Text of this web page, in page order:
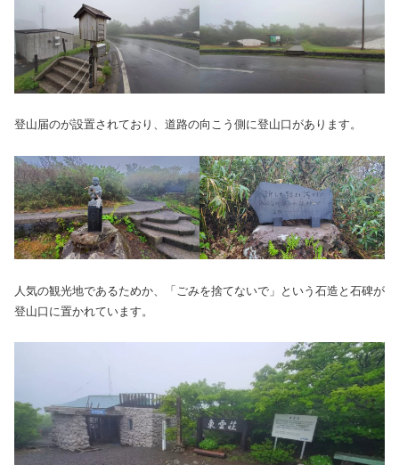
登山届のが設置されており、道路の向こう側に登山口があります。
人気の観光地であるためか、「ごみを捨てないで」という石造と石碑が
登山口に置かれています。